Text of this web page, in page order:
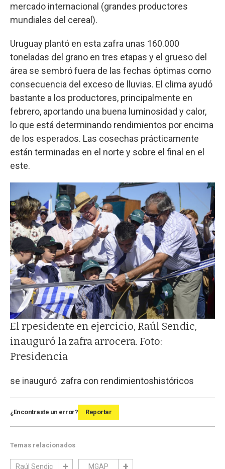
mercado internacional (grandes productores
mundiales del cereal).
Uruguay plantó en esta zafra unas 160.000
toneladas del grano en tres etapas y el grueso del
área se sembró fuera de las fechas óptimas como
consecuencia del exceso de lluvias. El clima ayudó
bastante a los productores, principalmente en
febrero, aportando una buena luminosidad y calor,
lo que está determinando rendimientos por encima
de los esperados. Las cosechas prácticamente
están terminadas en el norte y sobre el final en el
este.
El rpesidente en ejercicio, Raúl Sendic,
inauguró la zafra arrocera. Foto:
Presidencia
se inauguró zafra con rendimientoshistóricos
¿Encontraste un error? Reportar
Temas relacionados
Raúl Sendic MGAP